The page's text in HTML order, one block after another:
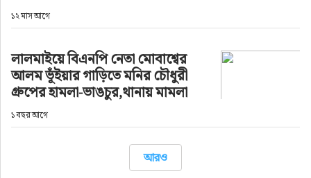
১২ মাস আগে
লালমাইয়ে বিএনপি নেতা মোবাশ্বের
আলম ভূঁইয়ার গাড়িতে মনির চৌধুরী
গ্রুপের হামলা-ভাঙচুর,থানায় মামলা
১ বছর আগে
আরও